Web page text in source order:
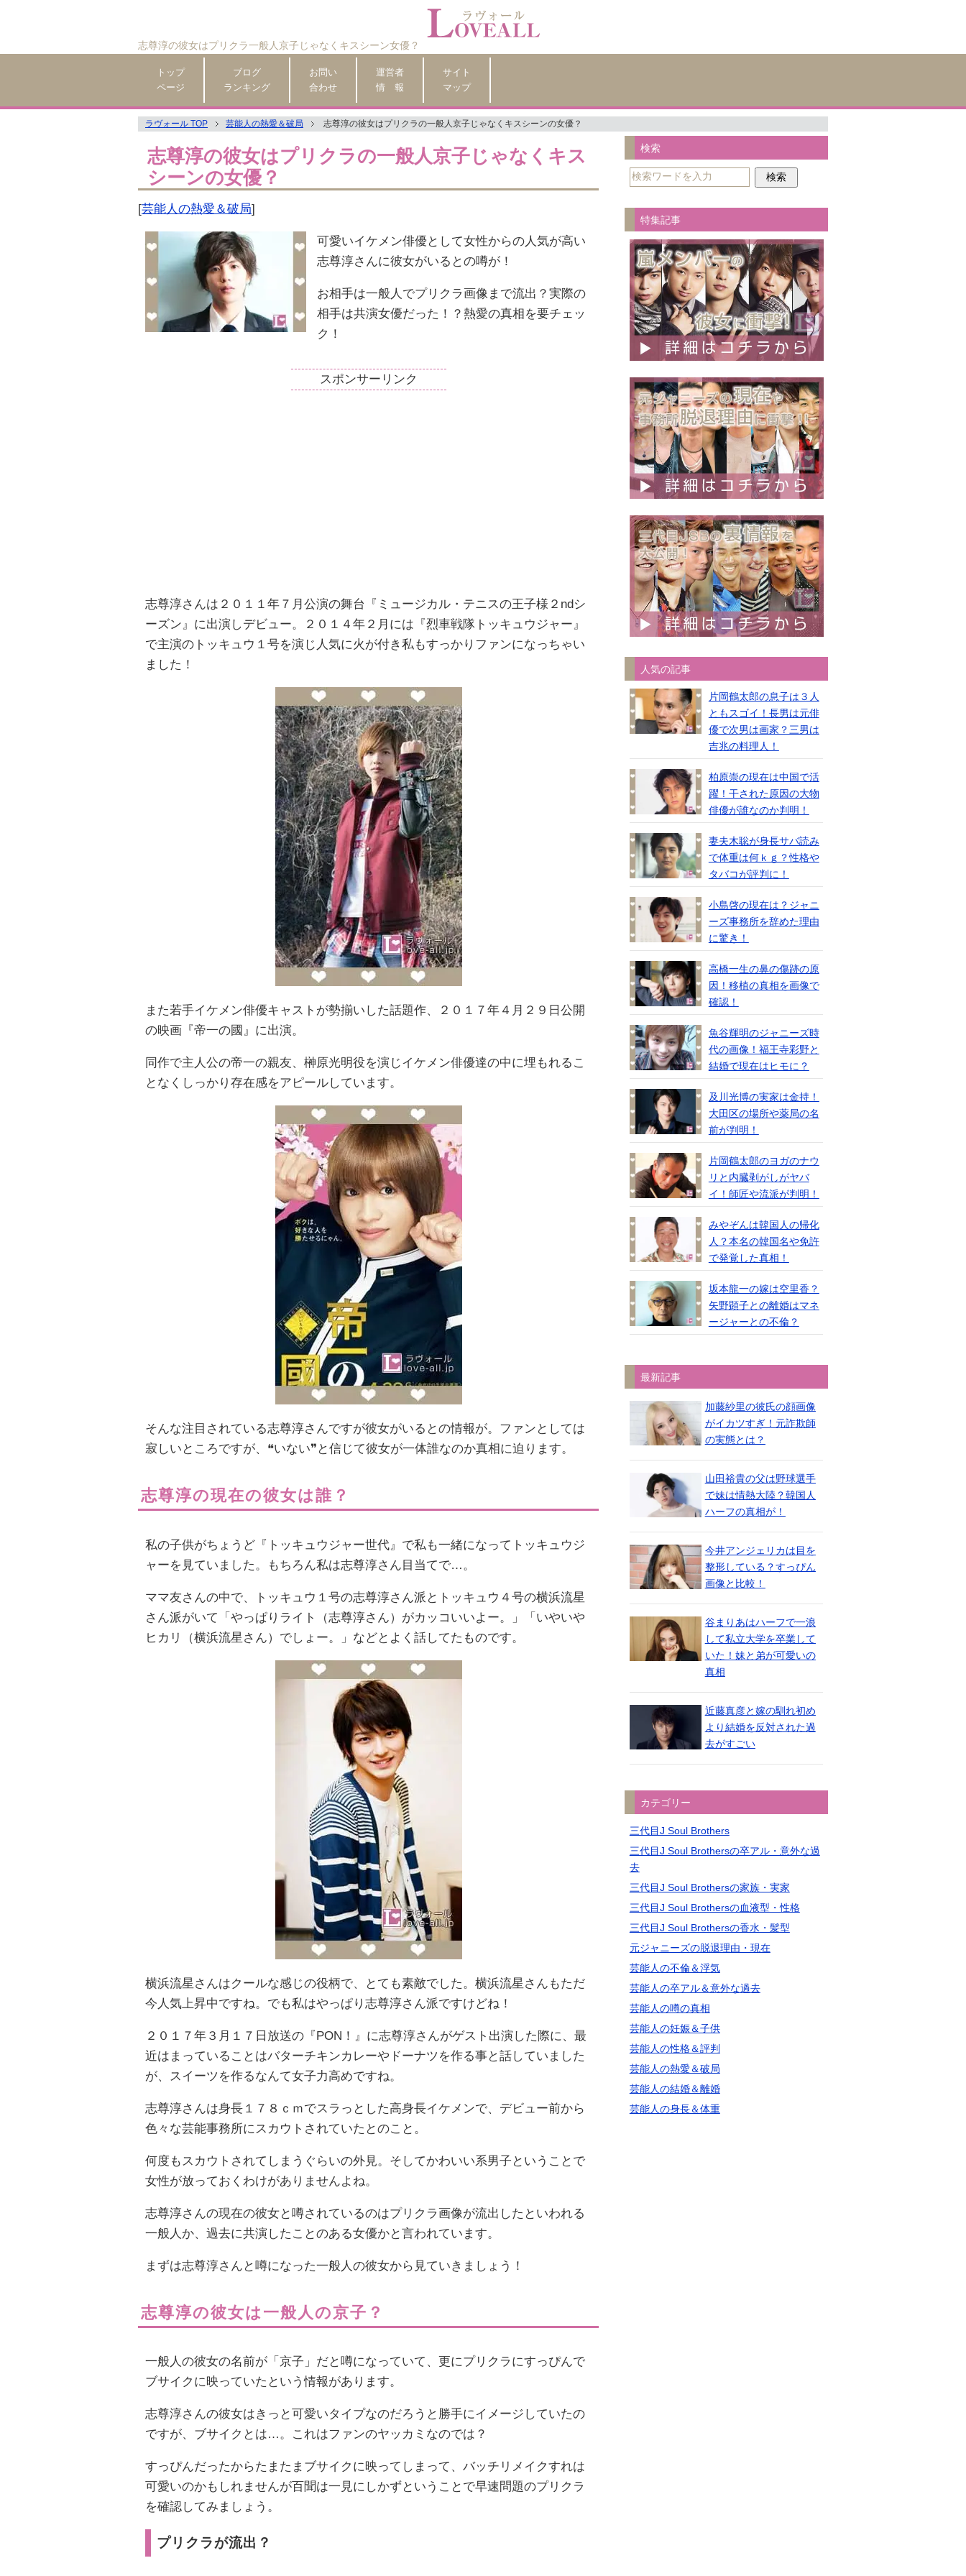
志尊淳の彼女はプリクラ一般人京子じゃなくキスシーン女優？
トップ
ページ
ブログ
ランキング
お問い
合わせ
運営者
情 報
サイト
マップ
ラヴォール TOP 芸能人の熱愛＆破局 志尊淳の彼女はプリクラの一般人京子じゃなくキスシーンの女優？
志尊淳の彼女はプリクラの一般人京子じゃなくキス
シーンの女優？
[芸能人の熱愛＆破局]
可愛いイケメン俳優として女性からの人気が高い
志尊淳さんに彼女がいるとの噂が！
お相手は一般人でプリクラ画像まで流出？実際の
相手は共演女優だった！？熱愛の真相を要チェッ
ク！
スポンサーリンク
志尊淳さんは２０１１年７月公演の舞台『ミュージカル・テニスの王子様２ndシ
ーズン』に出演しデビュー。２０１４年２月には『烈車戦隊トッキュウジャー』
で主演のトッキュウ１号を演じ人気に火が付き私もすっかりファンになっちゃい
ました！
また若手イケメン俳優キャストが勢揃いした話題作、２０１７年４月２９日公開
の映画『帝一の國』に出演。
同作で主人公の帝一の親友、榊原光明役を演じイケメン俳優達の中に埋もれるこ
となくしっかり存在感をアピールしています。
そんな注目されている志尊淳さんですが彼女がいるとの情報が。ファンとしては
寂しいところですが、❝いない❞と信じて彼女が一体誰なのか真相に迫ります。
志尊淳の現在の彼女は誰？
私の子供がちょうど『トッキュウジャー世代』で私も一緒になってトッキュウジ
ャーを見ていました。もちろん私は志尊淳さん目当てで…。
ママ友さんの中で、トッキュウ１号の志尊淳さん派とトッキュウ４号の横浜流星
さん派がいて「やっぱりライト（志尊淳さん）がカッコいいよー。」「いやいや
ヒカリ（横浜流星さん）でしょー。」などとよく話してたものです。
横浜流星さんはクールな感じの役柄で、とても素敵でした。横浜流星さんもただ
今人気上昇中ですね。でも私はやっぱり志尊淳さん派ですけどね！
２０１７年３月１７日放送の『PON！』に志尊淳さんがゲスト出演した際に、最
近はまっていることはバターチキンカレーやドーナツを作る事と話していました
が、スイーツを作るなんて女子力高めですね。
志尊淳さんは身長１７８ｃｍでスラっとした高身長イケメンで、デビュー前から
色々な芸能事務所にスカウトされていたとのこと。
何度もスカウトされてしまうぐらいの外見。そしてかわいい系男子ということで
女性が放っておくわけがありませんよね。
志尊淳さんの現在の彼女と噂されているのはプリクラ画像が流出したといわれる
一般人か、過去に共演したことのある女優かと言われています。
まずは志尊淳さんと噂になった一般人の彼女から見ていきましょう！
志尊淳の彼女は一般人の京子？
一般人の彼女の名前が「京子」だと噂になっていて、更にプリクラにすっぴんで
ブサイクに映っていたという情報があります。
志尊淳さんの彼女はきっと可愛いタイプなのだろうと勝手にイメージしていたの
ですが、ブサイクとは…。これはファンのヤッカミなのでは？
すっぴんだったからたまたまブサイクに映ってしまって、バッチリメイクすれは
可愛いのかもしれませんが百聞は一見にしかずということで早速問題のプリクラ
を確認してみましょう。
プリクラが流出？
検索
特集記事
人気の記事
片岡鶴太郎の息子は３人
ともスゴイ！長男は元俳
優で次男は画家？三男は
吉兆の料理人！
柏原崇の現在は中国で活
躍！干された原因の大物
俳優が誰なのか判明！
妻夫木聡が身長サバ読み
で体重は何ｋｇ？性格や
タバコが評判に！
小島啓の現在は？ジャニ
ーズ事務所を辞めた理由
に驚き！
高橋一生の鼻の傷跡の原
因！移植の真相を画像で
確認！
魚谷輝明のジャニーズ時
代の画像！福王寺彩野と
結婚で現在はヒモに？
及川光博の実家は金持！
大田区の場所や薬局の名
前が判明！
片岡鶴太郎のヨガのナウ
リと内臓剥がしがヤバ
イ！師匠や流派が判明！
みやぞんは韓国人の帰化
人？本名の韓国名や免許
で発覚した真相！
坂本龍一の嫁は空里香？
矢野顕子との離婚はマネ
ージャーとの不倫？
最新記事
加藤紗里の彼氏の顔画像
がイカツすぎ！元詐欺師
の実態とは？
山田裕貴の父は野球選手
で妹は情熱大陸？韓国人
ハーフの真相が！
今井アンジェリカは目を
整形している？すっぴん
画像と比較！
谷まりあはハーフで一浪
して私立大学を卒業して
いた！妹と弟が可愛いの
真相
近藤真彦と嫁の馴れ初め
より結婚を反対された過
去がすごい
カテゴリー
三代目J Soul Brothers
三代目J Soul Brothersの卒アル・意外な過
去
三代目J Soul Brothersの家族・実家
三代目J Soul Brothersの血液型・性格
三代目J Soul Brothersの香水・髪型
元ジャニーズの脱退理由・現在
芸能人の不倫＆浮気
芸能人の卒アル＆意外な過去
芸能人の噂の真相
芸能人の妊娠＆子供
芸能人の性格＆評判
芸能人の熱愛＆破局
芸能人の結婚＆離婚
芸能人の身長＆体重